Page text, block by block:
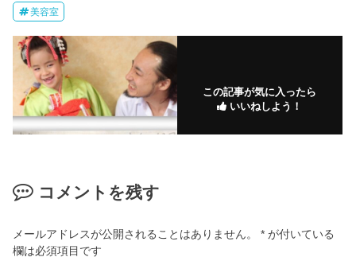
美容室
この記事が気に入ったら
いいねしよう！
コメントを残す
メールアドレスが公開されることはありません。 * が付いている
欄は必須項目です